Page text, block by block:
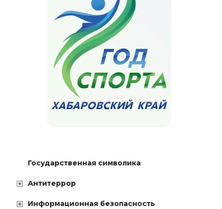
Государственная символика
Антитеррор
Информационная безопасность